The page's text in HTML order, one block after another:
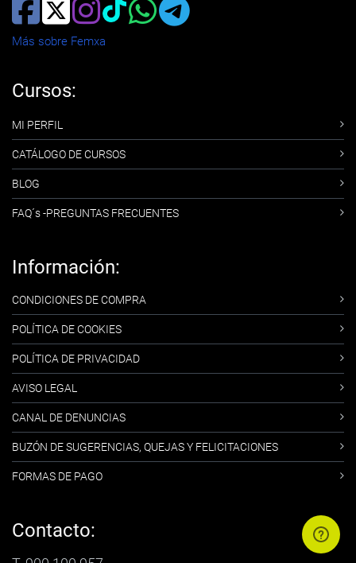
Más sobre Femxa
Cursos:
MI PERFIL
CATÁLOGO DE CURSOS
BLOG
FAQ´s -PREGUNTAS FRECUENTES
Información:
CONDICIONES DE COMPRA
POLÍTICA DE COOKIES
POLÍTICA DE PRIVACIDAD
AVISO LEGAL
CANAL DE DENUNCIAS
BUZÓN DE SUGERENCIAS, QUEJAS Y FELICITACIONES
FORMAS DE PAGO
Contacto: